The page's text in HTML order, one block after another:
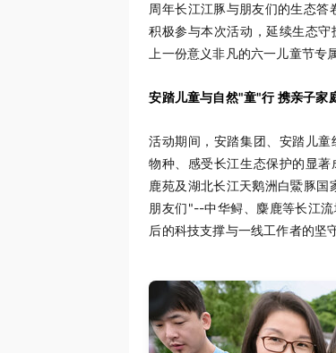
周年长江江豚与朋友们的生态
积极参与本次活动，延续生态
上一份意义非凡的六一儿童节专
安踏儿童与自然"童"行 携亲子家
活动期间，安踏集团、安踏儿
物种、感受长江生态保护的显
鹿苑及湖北长江天鹅洲白鱀豚
朋友们"--中华鲟、麋鹿等长江
后的科技支撑与一线工作者的坚